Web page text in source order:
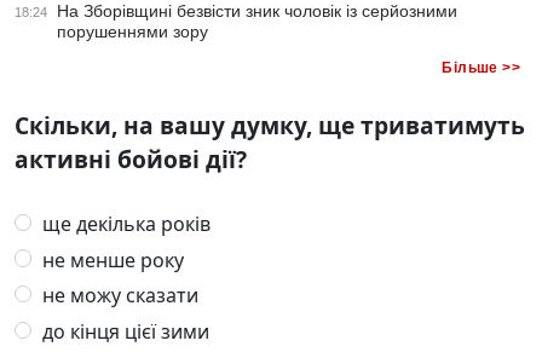
18:24
На Зборівщині безвісти зник чоловік із серйозними
порушеннями зору
Більше >>
Скільки, на вашу думку, ще триватимуть
активні бойові дії?
ще декілька років
не менше року
не можу сказати
до кінця цієї зими